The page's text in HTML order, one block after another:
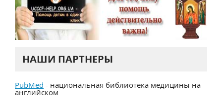
НАШИ ПАРТНЕРЫ
PubMed - национальная библиотека медицины на
английском